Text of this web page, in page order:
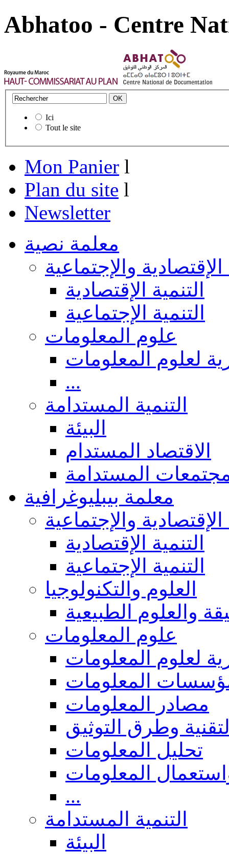
Abhatoo - Centre
Ici
Tout le site
Mon Panier l
Plan du site l
Newsletter
معلمة نصية
الإقتصادية والإجتماعية
التنمية الإقتصادية
التنمية الإجتماعية
علوم المعلومات
لعلوم المعلومات
...
التنمية المستدامة
البيئة
الاقتصاد المستدام
المستدامة
معلمة بيبليوغرافية
الإقتصادية والإجتماعية
التنمية الإقتصادية
التنمية الإجتماعية
العلوم والتكنولوجيا
والعلوم الطبيعية
علوم المعلومات
لعلوم المعلومات
المعلومات
مصادر المعلومات
وطرق التوثيق
تحليل المعلومات
المعلومات
...
التنمية المستدامة
البيئة